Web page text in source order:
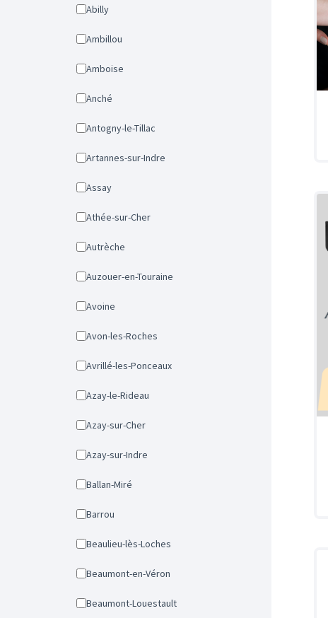
Abilly
Ambillou
Amboise
Anché
Antogny-le-Tillac
Artannes-sur-Indre
Assay
Athée-sur-Cher
Autrèche
Auzouer-en-Touraine
Avoine
Avon-les-Roches
Avrillé-les-Ponceaux
Azay-le-Rideau
Azay-sur-Cher
Azay-sur-Indre
Ballan-Miré
Barrou
Beaulieu-lès-Loches
Beaumont-en-Véron
Beaumont-Louestault